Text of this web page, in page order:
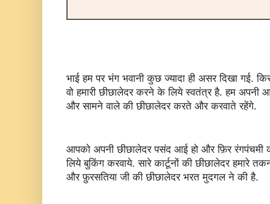
भाई हम पर भंग भवानी कुछ ज्यादा ही असर दिखा गई.
वो हमारी छीछालेदर करने के लिये स्वतंत्र है. हम अपनी
और सामने वाले की छीछालेदर करते और करवाते रहेंगे.
आपको अपनी छीछालेदर पसंद आई हो और फ़िर रंगपंचमी
लिये बुकिंग करवाये. सारे कार्टूनों की छीछालेदर हमारे
और फ़ुरसतिया जी की छीछालेदर भरत मुदगल ने की है.